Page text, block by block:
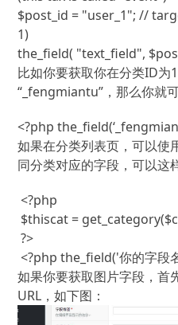
$post_id = "user_1"; //
1)
the_field( "text_field",
比如你要获取你在分类ID为
“_fengmiantu”，那么你就
<?php the_field(
如果在分类列表页，可以使
同分类对应的字段，可以这
<?php
?>
<?php the_field('你的字段
如果你要获取图片字段，首
URL，如下图：